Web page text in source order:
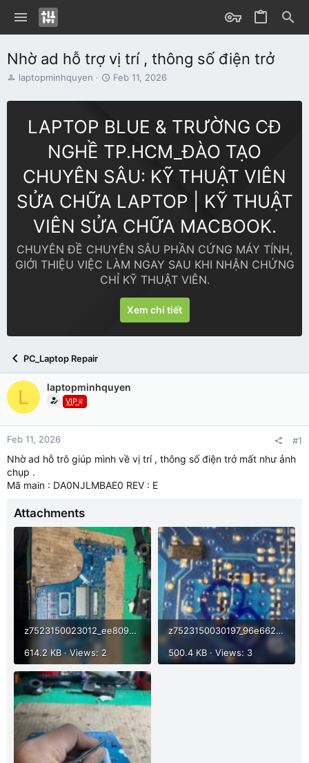
Nhờ ad hỗ trợ vị trí , thông số điện trở
T
r
t
laptopminhquyen
S
a
t
e
Feb 11, 2026
LAPTOP BLUE & TRƯỜNG CĐ
NGHỀ TP.HCM_ĐÀO TẠO
CHUYÊN SÂU: KỸ THUẬT VIÊN
SỬA CHỮA LAPTOP | KỸ THUẬT
VIÊN SỬA CHỮA MACBOOK.
CHUYÊN ĐỀ CHUYÊN SÂU PHẦN CỨNG MÁY TÍNH,
GIỚI THIỆU VIỆC LÀM NGAY SAU KHI NHẬN CHỨNG
CHỈ KỸ THUẬT VIÊN.
Xem chi tiết
PC_Laptop Repair
L laptopminhquyen
V͟I͟P͟♕
Feb 11, 2026 #1
Nhờ ad hỗ trô giúp mình về vị trí , thông số điện trở mất như ảnh
chụp .
Mã main : DA0NJLMBAE0 REV : E
Attachments
z7523150023012_ee80984bc2b3751e433fbbf9e9d29a6b.jpg
614.2 KB · Views: 2
z7523150030197_96e662b0884dcc3f73ff208adadebe5c.jpg
500.4 KB · Views: 3